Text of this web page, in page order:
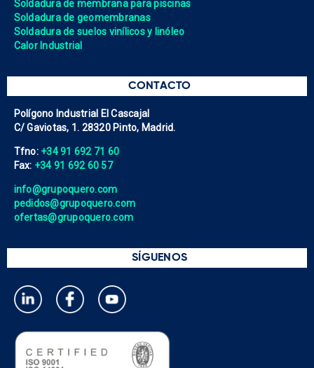
Soldadura de membrana para piscinas
Soldadura de geomembranas
Soldadura de suelos vinílicos y linóleo
Calor Industrial
CONTACTO
Polígono Industrial El Cascajal
C/ Gaviotas, 1. 28320 Pinto, Madrid.
Tfno: +34 91 692 71 60
Fax: +34 91 692 60 57
info@grupoquero.com
pedidos@grupoquero.com
ofertas@grupoquero.com
SÍGUENOS